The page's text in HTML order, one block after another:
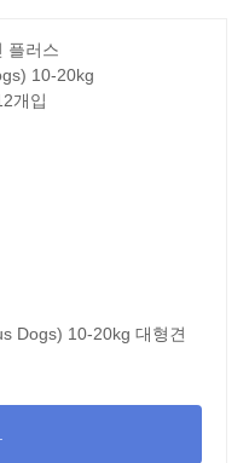
Dogs) 10-20kg 대형견